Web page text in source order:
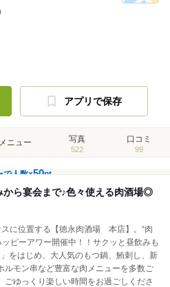
アプリで保存
メニュー 写真
522
口コミ
99
で人数×50pt
から宴会まで♪色々使える肉酒場◎
に位置する【徳永肉酒場 本店】。“肉
ピーアワー開催中！！サクッと昼飲みも
をはじめ、大人気のもつ鍋、鮪刺し、新
ルモン串など豊富な肉メニューを多数ご
ゆっくり楽しい時間をお過ごしくださ